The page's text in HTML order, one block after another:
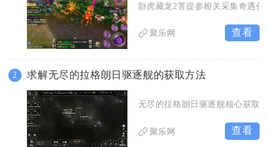
卧虎藏龙2菩提参相关采集奇遇
聚乐网 查看
2 求解无尽的拉格朗日驱逐舰的获取方法
无尽的拉格朗日驱逐舰核心获取
聚乐网 查看